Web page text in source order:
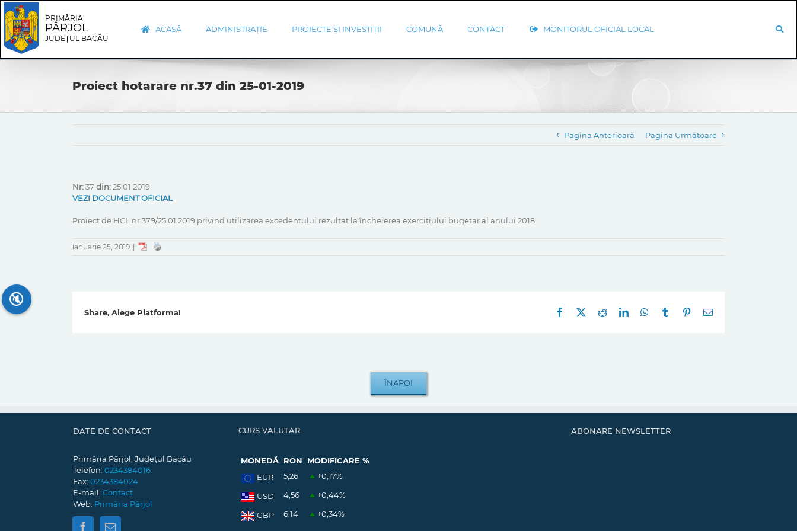
Skip
to
content
Skip
Navigation
PRIMĂRIA
PÂRJOL
JUDEȚUL BACĂU
ACASĂ ADMINISTRAȚIE PROIECTE ȘI INVESTIȚII COMUNĂ CONTACT MONITORUL OFICIAL LOCAL
Proiect hotarare nr.37 din 25-01-2019
Pagina Anterioară Pagina Următoare
Nr:37 din:25 01 2019
VEZI DOCUMENT OFICIAL
Proiect de HCL nr.379/25.01.2019 privind utilizarea excedentului rezultat la încheierea exercițiului bugetar al anului 2018
ianuarie 25, 2019
Share, Alege Platforma! Facebook RedditLinkedInWhatsApp
Tumblr Pinterest
E-
DATE DE CONTACT
Primăria Pârjol, Județul Bacău
Telefon: 0234384016
Fax: 0234384024
E-mail: Contact
Web: Primăria Pârjol
CURS VALUTAR
MONEDĂ RON
MODIFICARE %
EUR
5,26 +0,17%
USD 4,56 +0,44%
GBP 6,14 +0,34%
ABONARE NEWSLETTER
🔇